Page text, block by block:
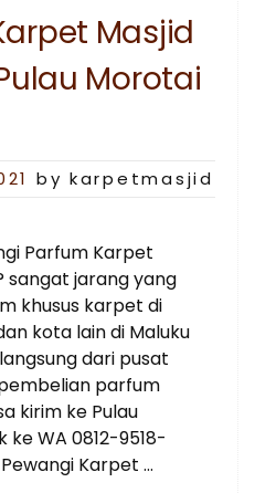
Masjid
Morotai
by karpetmasjid
Parfum Karpet
sangat jarang yang
khusus karpet di
kota lain di Maluku
dari pusat
parfum
kirim ke Pulau
WA 0812-9518-
Karpet …